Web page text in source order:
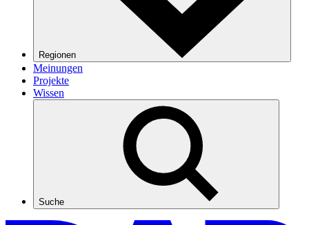
Regionen
Meinungen
Projekte
Wissen
Suche